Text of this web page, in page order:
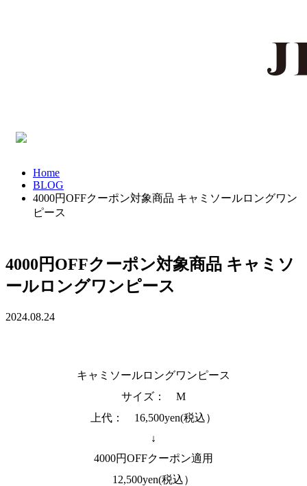
Home
BLOG
4000円OFFクーポン対象商品 キャミソールロングワン
ピース
4000円OFFクーポン対象商品 キャミソ
ールロングワンピース
2024.08.24
キャミソールロングワンピース
サイズ： M
上代： 16,500yen(税込）
↓
4000円OFFクーポン適用
12,500yen(税込）